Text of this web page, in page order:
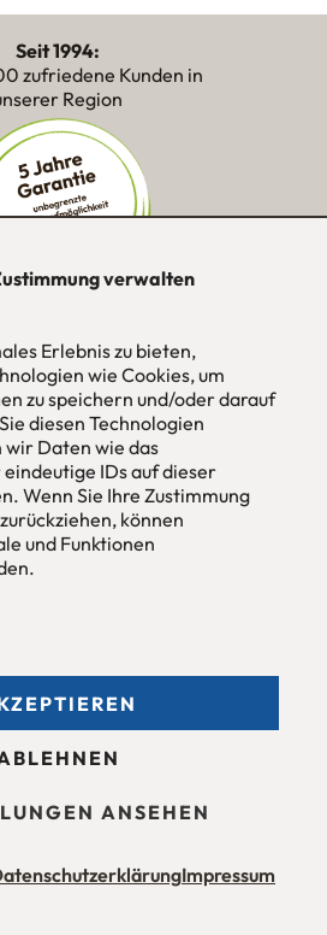
verwalten
Erlebnis zu bieten,
wie Cookies, um
zu speichern und/oder darauf
diesen Technologien
wir Daten wie das
IDs auf dieser
Wenn Sie Ihre Zustimmung
können
und Funktionen
ANSEHEN
Impressum
Seit 1994:
zufriedene Kunden in
Region
Planung bis zur Montage
und Ästhetik!“
★★★★★
:
— 18:30 Uhr
(AGB)